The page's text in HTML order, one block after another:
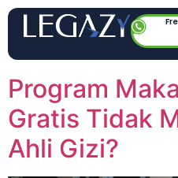
Program
Gratis Tidak
Ahli Gizi?